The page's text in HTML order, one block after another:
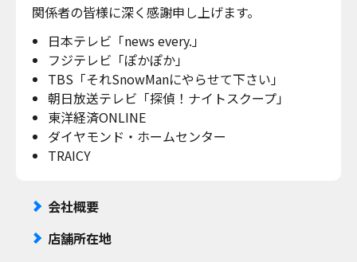
関係者の皆様に深く感謝申し上げます。
日本テレビ「news every.」
フジテレビ「ぽかぽか」
TBS「それSnowManにやらせて下さい」
朝日放送テレビ「探偵！ナイトスクープ」
東洋経済ONLINE
ダイヤモンド・ホームセンター
TRAICY
会社概要
店舗所在地